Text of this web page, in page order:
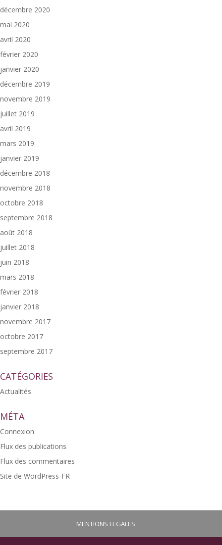
décembre 2020
mai 2020
avril 2020
février 2020
janvier 2020
décembre 2019
novembre 2019
juillet 2019
avril 2019
mars 2019
janvier 2019
décembre 2018
novembre 2018
octobre 2018
septembre 2018
août 2018
juillet 2018
juin 2018
mars 2018
février 2018
janvier 2018
novembre 2017
octobre 2017
septembre 2017
CATÉGORIES
Actualités
MÉTA
Connexion
Flux des publications
Flux des commentaires
Site de WordPress-FR
MENTIONS LEGALES